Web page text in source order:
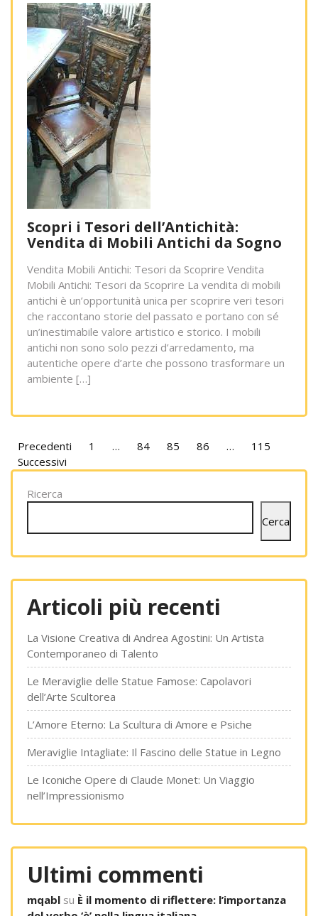
Scopri i Tesori dell’Antichità:
Vendita di Mobili Antichi da Sogno
Vendita Mobili Antichi: Tesori da Scoprire Vendita
Mobili Antichi: Tesori da Scoprire La vendita di mobili
antichi è un’opportunità unica per scoprire veri tesori
che raccontano storie del passato e portano con sé
un’inestimabile valore artistico e storico. I mobili
antichi non sono solo pezzi d’arredamento, ma
autentiche opere d’arte che possono trasformare un
ambiente […]
Paginazione
degli
articoli
Precedenti 1 … 84 85 86 …
115
Successivi
Ricerca
Cerca
Articoli più recenti
La Visione Creativa di Andrea Agostini: Un Artista
Contemporaneo di Talento
Le Meraviglie delle Statue Famose: Capolavori
dell’Arte Scultorea
L’Amore Eterno: La Scultura di Amore e Psiche
Meraviglie Intagliate: Il Fascino delle Statue in Legno
Le Iconiche Opere di Claude Monet: Un Viaggio
nell’Impressionismo
Ultimi commenti
mqabl su È il momento di riflettere: l’importanza